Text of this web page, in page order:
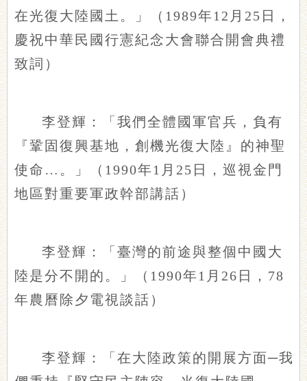
在光復大陸國土。」（1989年12月25日，
慶祝中華民國行憲紀念大會聯合開會典禮
致詞）
李登輝：「我們全體國軍官兵，負有
『鞏固復興基地，創機光復大陸』的神聖
使命…。」（1990年1月25日，巡視金門
地區對重要軍政幹部講話）
李登輝：「臺灣的前途與整個中國大
陸是分不開的。」（1990年1月26日，78
年農曆除夕電視談話）
李登輝：「在大陸政策的開展方面─我